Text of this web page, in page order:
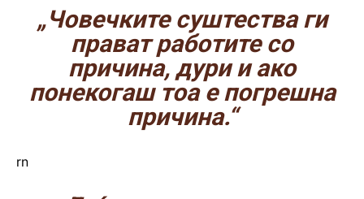
„Човечките суштества ги
прават работите со
причина, дури и ако
понекогаш тоа е погрешна
причина.“
rn